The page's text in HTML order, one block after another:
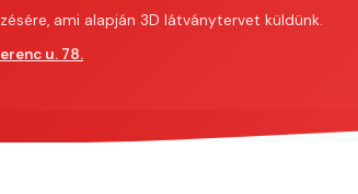
ami alapján 3D látványtervet küldünk.
u. 78.